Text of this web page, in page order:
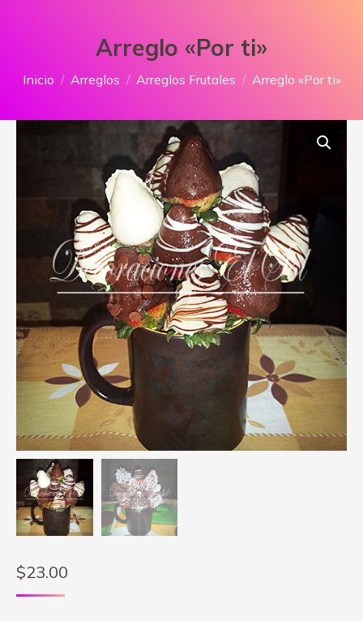
Arreglo «Por ti»
Estás aquí:
Inicio Arreglos Arreglos Frutales Arreglo «Por ti»
$23.00